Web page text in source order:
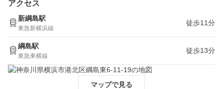
アクセス
新綱島駅
東急新横浜線
徒歩11分
綱島駅
東急東横線
徒歩13分
マップで見る